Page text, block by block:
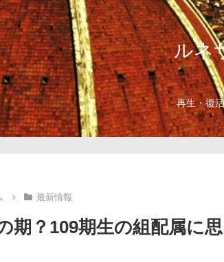
ルネ
再生・復
最新情報
期？109期生の組配属に思